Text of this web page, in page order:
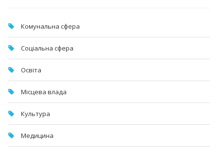
Комунальна cфера
Соціальна сфера
Освіта
Місцева влада
Культура
Медицина